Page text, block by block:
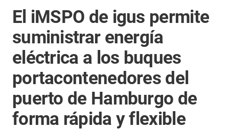
El iMSPO de igus permite
suministrar energía
eléctrica a los buques
portacontenedores del
puerto de Hamburgo de
forma rápida y flexible